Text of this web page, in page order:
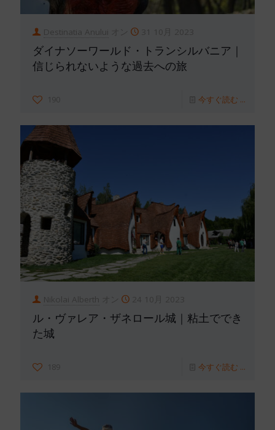
Destinatia Anului 31 10月 2023
ダイナソーワールド・トランシルバニア｜
信じられないような過去への旅
190 今すぐ読む ...
Nikolai Alberth 24 10月 2023
ル・ヴァレア・ザネロール城｜粘土ででき
た城
189 今すぐ読む ...